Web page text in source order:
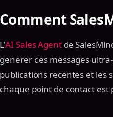
Comment
L'AI Sales Agent de
generer des messages
publications recentes et les
chaque point de contact